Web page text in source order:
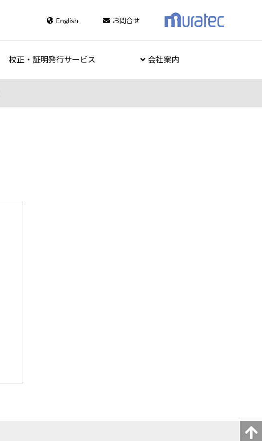
English お問合せ
校正・証明発行サービス 会社案内